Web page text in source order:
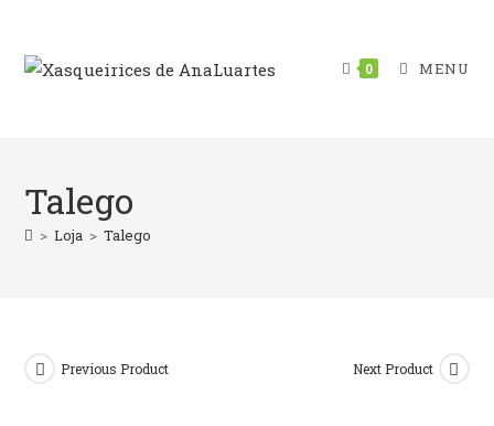
content
0 MENU
Talego
> Loja > Talego
Previous Product Next Product